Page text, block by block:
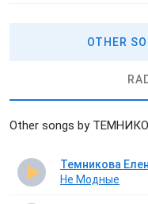
OTHER
Other songs by
Темникова
Не Модные